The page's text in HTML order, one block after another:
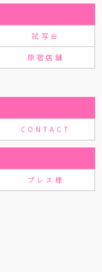
試写会
原宿店舗
CONTACT
プレス様